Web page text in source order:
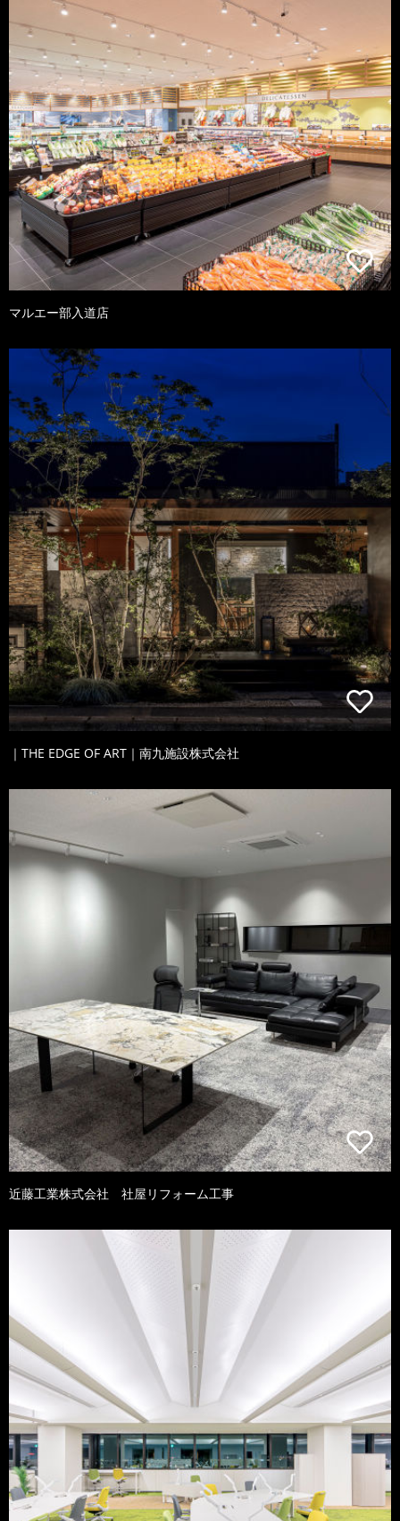
マルエー部入道店
｜THE EDGE OF ART｜南九施設株式会社
近藤工業株式会社 社屋リフォーム工事